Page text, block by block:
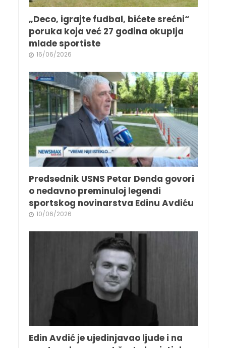
„Deco, igrajte fudbal, bićete srećni“
poruka koja već 27 godina okuplja
mlade sportiste
16/06/2026
Predsednik USNS Petar Denda govori
o nedavno preminuloj legendi
sportskog novinarstva Edinu Avdiću
10/06/2026
Edin Avdić je ujedinjavao ljude i na